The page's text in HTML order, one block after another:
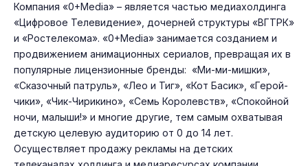
Компания «0+Media» – является частью медиахолдинга
«Цифровое Телевидение», дочерней структуры «ВГТРК»
и «Ростелекома». «0+Media» занимается созданием и
продвижением анимационных сериалов, превращая их в
популярные лицензионные бренды: «Ми-ми-миш­ки»,
«Ска­зоч­ный пат­руль», «Лео и Тиг», «Кот Ба­сик», «Ге­рой­
чи­ки», «Чик-Чи­рики­но», «Семь Ко­ролевств», «Спо­кой­ной
но­чи, ма­лыши!» и мно­гие дру­гие, тем са­мым ох­ва­тывая
дет­скую це­левую а­уди­торию от 0 до 14 лет.
Осуществляет продажу рекламы на детских